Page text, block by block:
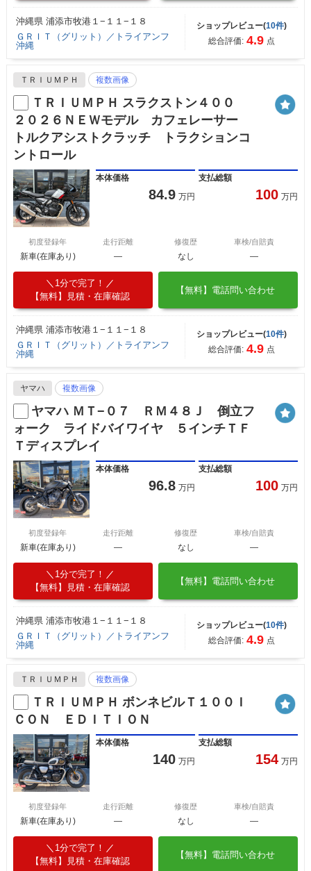
沖縄県 浦添市牧港１−１１−１８
ＧＲＩＴ（グリット）／トライアンフ
沖縄
ショップレビュー(10件)
総合評価: 4.9 点
ＴＲＩＵＭＰＨ 複数画像
ＴＲＩＵＭＰＨ スラクストン４００
２０２６ＮＥＷモデル カフェレーサー
トルクアシストクラッチ トラクションコ
ントロール
本体価格
84.9 万円
支払総額
100 万円
初度登録年
新車(在庫あり)
走行距離
―
修復歴
なし
車検/自賠責
―
1分で完了！
【無料】見積・在庫確認
【無料】電話問い合わせ
沖縄県 浦添市牧港１−１１−１８
ＧＲＩＴ（グリット）／トライアンフ
沖縄
ショップレビュー(10件)
総合評価: 4.9 点
ヤマハ 複数画像
ヤマハ ＭＴ−０７ ＲＭ４８Ｊ 倒立フ
ォーク ライドバイワイヤ ５インチＴＦ
Ｔディスプレイ
本体価格
96.8 万円
支払総額
100 万円
初度登録年
新車(在庫あり)
走行距離
―
修復歴
なし
車検/自賠責
―
1分で完了！
【無料】見積・在庫確認
【無料】電話問い合わせ
沖縄県 浦添市牧港１−１１−１８
ＧＲＩＴ（グリット）／トライアンフ
沖縄
ショップレビュー(10件)
総合評価: 4.9 点
ＴＲＩＵＭＰＨ 複数画像
ＴＲＩＵＭＰＨ ボンネビルＴ１００Ｉ
ＣＯＮ ＥＤＩＴＩＯＮ
本体価格
140 万円
支払総額
154 万円
初度登録年
新車(在庫あり)
走行距離
―
修復歴
なし
車検/自賠責
―
1分で完了！
【無料】見積・在庫確認
【無料】電話問い合わせ